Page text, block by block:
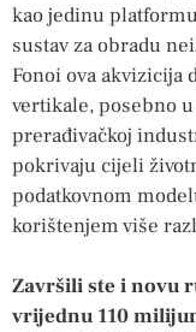
kao jedinu
sustav za obradu
Fonoi ova akvizicija
vertikale, posebno
prerađivačkoj
pokrivaju cijeli
podatkovnom
korištenjem više
Završili ste i novu
vrijednu 110